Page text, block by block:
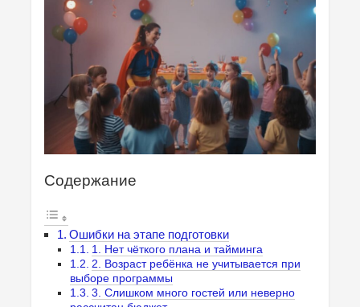
Содержание
Ошибки на этапе подготовки
1. Нет чёткого плана и тайминга
2. Возраст ребёнка не учитывается при
выборе программы
3. Слишком много гостей или неверно